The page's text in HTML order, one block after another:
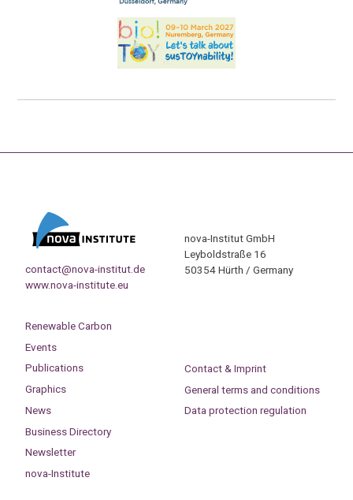
contact@nova-institut.de
www.nova-institute.eu
nova-Institut GmbH
Leyboldstraße 16
50354 Hürth / Germany
Renewable Carbon
Events
Publications
Graphics
News
Business Directory
Newsletter
nova-Institute
Contact & Imprint
General terms and conditions
Data protection regulation